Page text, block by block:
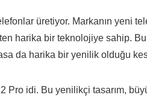
üretiyor. Markanın yeni
harika bir teknolojiye sahip.
da harika bir yenilik olduğu
idi. Bu yenilikçi tasarım,